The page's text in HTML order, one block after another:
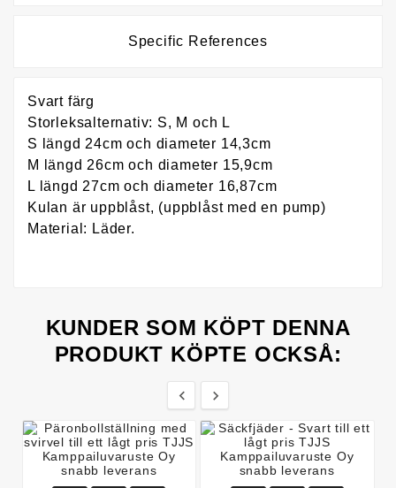
Specific References
Svart färg
Storleksalternativ: S, M och L
S längd 24cm och diameter 14,3cm
M längd 26cm och diameter 15,9cm
L längd 27cm och diameter 16,87cm
Kulan är uppblåst, (uppblåst med en pump)
Material: Läder.
KUNDER SOM KÖPT DENNA
PRODUKT KÖPTE OCKSÅ:
 